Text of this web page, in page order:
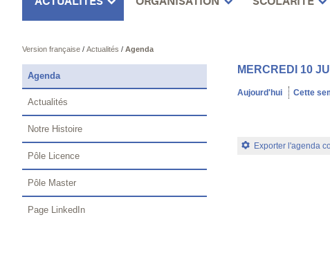
Version française/ Actualités/ Agenda
MERCREDI 10
Aujourd'hui Cette
Exporter l'agenda
Agenda
Actualités
Notre Histoire
Pôle Licence
Pôle Master
Page LinkedIn